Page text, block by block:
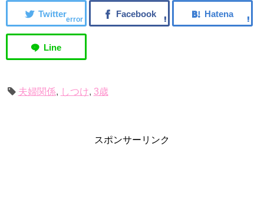
error
夫婦関係, しつけ, 3歳
スポンサーリンク